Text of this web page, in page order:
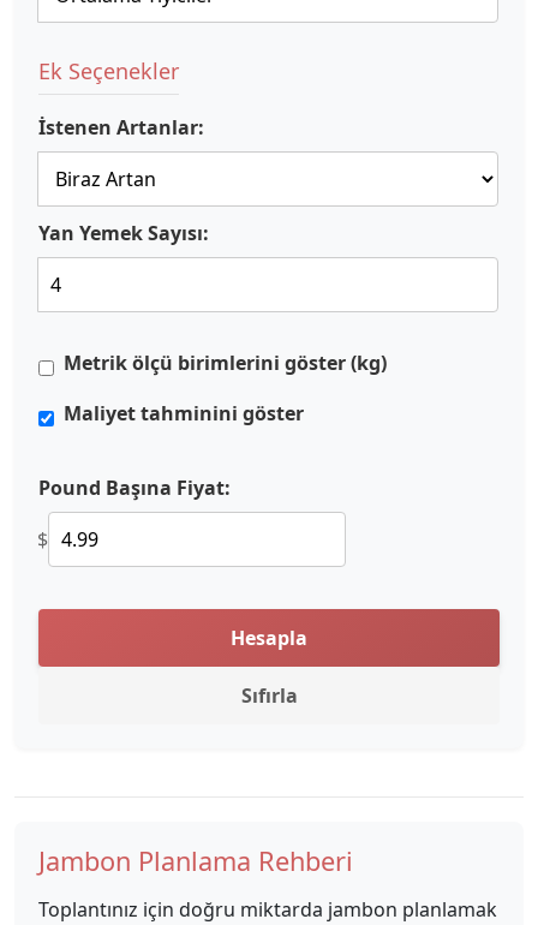
Ek Seçenekler
İstenen Artanlar:
Yan Yemek Sayısı:
Metrik ölçü birimlerini göster (kg)
Maliyet tahminini göster
Pound Başına Fiyat:
$
Hesapla
Sıfırla
Jambon Planlama Rehberi
Toplantınız için doğru miktarda jambon planlamak